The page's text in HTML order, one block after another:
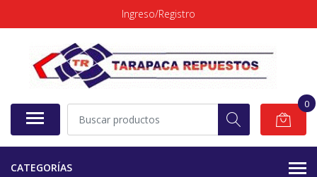
Ingreso/Registro
0
CATEGORÍAS